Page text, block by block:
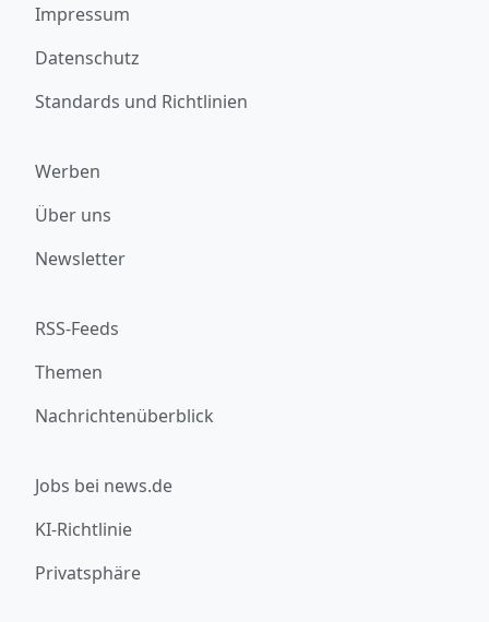
Impressum
Datenschutz
Standards und Richtlinien
Werben
Über uns
Newsletter
RSS-Feeds
Themen
Nachrichtenüberblick
Jobs bei news.de
KI-Richtlinie
Privatsphäre